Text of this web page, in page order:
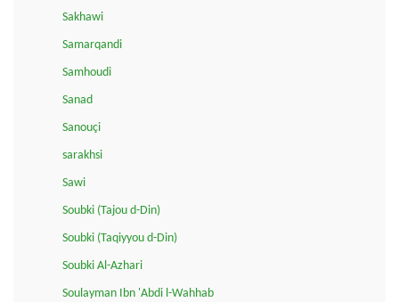
Sakhawi
Samarqandi
Samhoudi
Sanad
Sanouçi
sarakhsi
Sawi
Soubki (Tajou d-Din)
Soubki (Taqiyyou d-Din)
Soubki Al-Azhari
Soulayman Ibn 'Abdi l-Wahhab